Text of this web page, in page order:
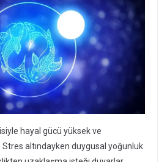
hayal gücü yüksek ve
Stres altındayken duygusal yoğunluk